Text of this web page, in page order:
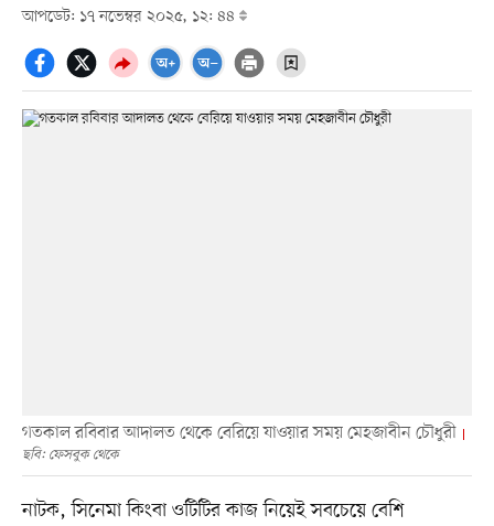
আপডেট: ১৭ নভেম্বর ২০২৫, ১২: ৪৪
গতকাল রবিবার আদালত থেকে বেরিয়ে যাওয়ার সময় মেহজাবীন চৌধুরী
ছবি: ফেসবুক থেকে
নাটক, সিনেমা কিংবা ওটিটির কাজ নিয়েই সবচেয়ে বেশি